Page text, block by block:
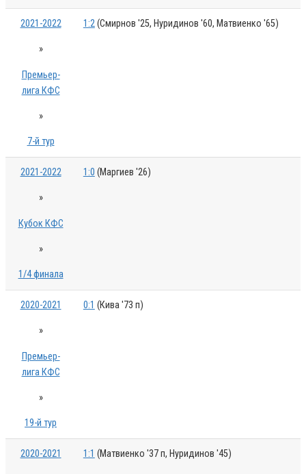
2021-2022
»
Премьер-
лига КФС
»
7-й тур
1:2(Смирнов '25, Нуридинов '60, Матвиенко '65)
2021-2022
»
Кубок КФС
»
1/4 финала
1:0 (Маргиев '26)
2020-2021
»
Премьер-
лига КФС
»
19-й тур
0:1 (Кива '73 п)
2020-2021 1:1 (Матвиенко '37 п, Нуридинов '45)